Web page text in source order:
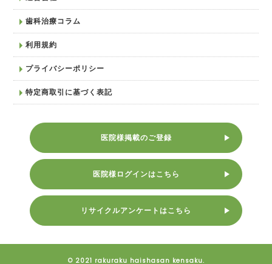
歯科治療コラム
利用規約
プライバシーポリシー
特定商取引に基づく表記
医院様掲載のご登録
医院様ログインはこちら
リサイクルアンケートはこちら
© 2021 rakuraku haishasan kensaku.